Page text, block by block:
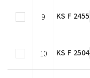
9 KS F 2455
10 KS F 2504